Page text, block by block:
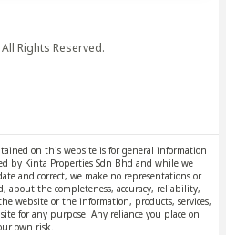
Rights Reserved.
on this website is for general information
by Kinta Properties Sdn Bhd and while we
and correct, we make no representations or
about the completeness, accuracy, reliability,
website or the information, products, services,
for any purpose. Any reliance you place on
own risk.